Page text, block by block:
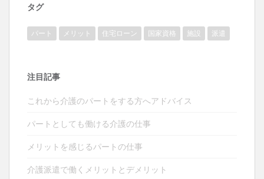
タグ
パート メリット 住宅ローン 国家資格 施設 派遣
注目記事
これから介護のパートをする方へアドバイス
パートとしても働ける介護の仕事
メリットを感じるパートの仕事
介護派遣で働くメリットとデメリット